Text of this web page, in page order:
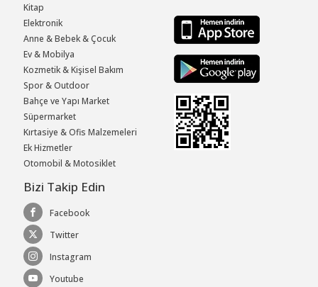
Kitap
Elektronik
Anne & Bebek & Çocuk
Ev & Mobilya
Kozmetik & Kişisel Bakım
Spor & Outdoor
Bahçe ve Yapı Market
Süpermarket
Kırtasiye & Ofis Malzemeleri
Ek Hizmetler
Otomobil & Motosiklet
Bizi Takip Edin
Facebook
Twitter
Instagram
Youtube